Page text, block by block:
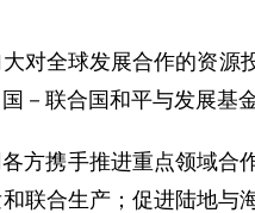
全球发展合作的资源
－联合国和平与发展基
携手推进重点领域合
联合生产；促进陆地与